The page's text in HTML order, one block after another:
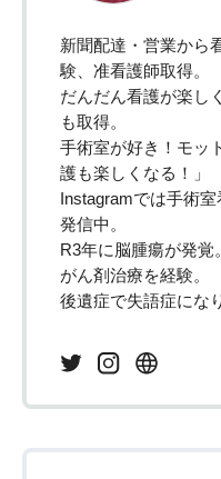
新聞配達・営業から
験、准看護師取得。
だんだん看護が楽し
も取得。
手術室が好き！モッ
護も楽しくなる！」
Instagramでは手術
発信中。
R3年に脳腫瘍が発
がん剤治療を経験。
後遺症で失語症にな